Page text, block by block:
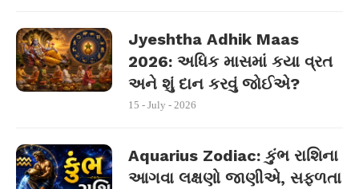
Jyeshtha Adhik Maas
2026: અધિક માસમાં કયા વ્રત
અને શું દાન કરવું જોઈએ?
15 - July - 2026
Aquarius Zodiac: કુંભ રાશિના
આગવા લક્ષણો જાણીએ, સફળતા